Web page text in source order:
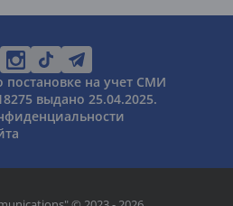
постановке на учет СМИ
выдано 25.04.2025.